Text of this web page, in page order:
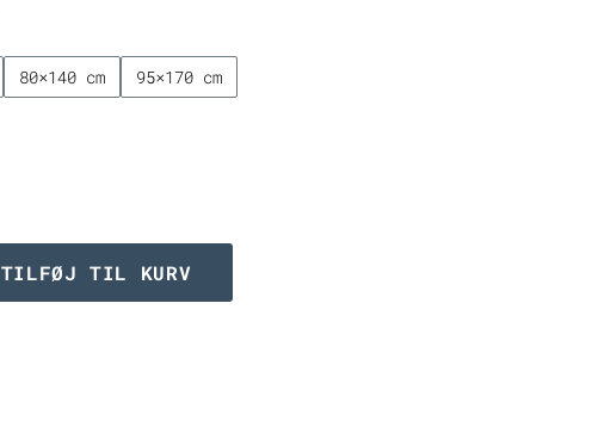
80×140 cm 95×170 cm
TILFØJ TIL KURV